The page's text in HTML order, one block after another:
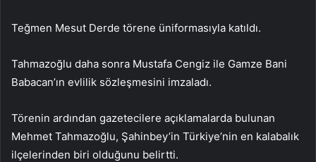
Teğmen Mesut Derde törene üniformasıyla katıldı.
Tahmazoğlu daha sonra Mustafa Cengiz ile Gamze Bani
Babacan’ın evlilik sözleşmesini imzaladı.
Törenin ardından gazetecilere açıklamalarda bulunan
Mehmet Tahmazoğlu, Şahinbey’in Türkiye’nin en kalabalık
ilçelerinden biri olduğunu belirtti.